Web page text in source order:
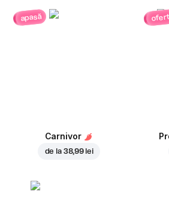
apasă
Carnivor
de la 38,99 lei